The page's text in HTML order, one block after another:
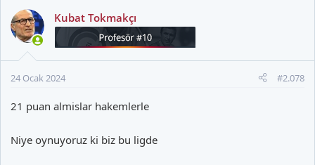
k
i
l
:
Kubat Tokmakçı
24 Ocak 2024 #2.078
21 puan almislar hakemlerle
Niye oynuyoruz ki biz bu ligde